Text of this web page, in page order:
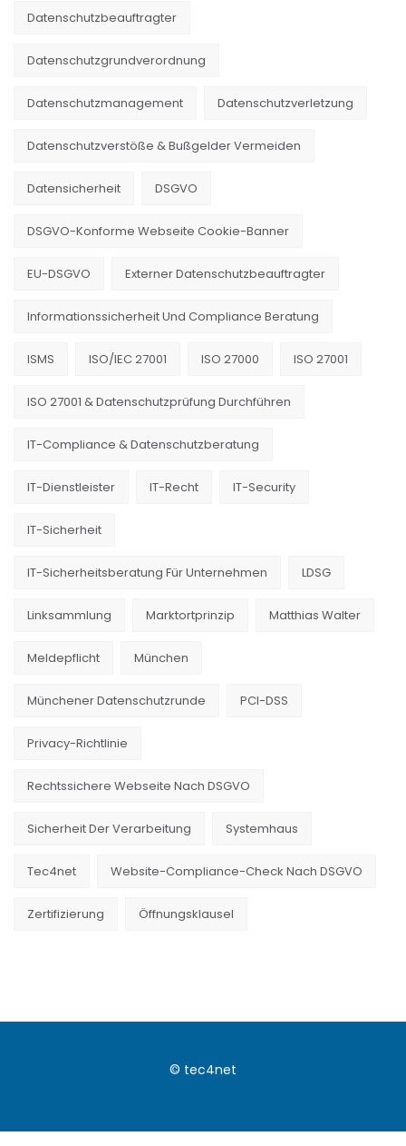
Datenschutzbeauftragter
Datenschutzgrundverordnung
Datenschutzmanagement Datenschutzverletzung
Datenschutzverstöße & Bußgelder Vermeiden
Datensicherheit DSGVO
DSGVO-Konforme Webseite Cookie-Banner
EU-DSGVO Externer Datenschutzbeauftragter
Informationssicherheit Und Compliance Beratung
ISMS ISO/IEC 27001 ISO 27000 ISO 27001
ISO 27001 & Datenschutzprüfung Durchführen
IT-Compliance & Datenschutzberatung
IT-Dienstleister IT-Recht IT-Security
IT-Sicherheit
IT-Sicherheitsberatung Für Unternehmen LDSG
Linksammlung Marktortprinzip Matthias Walter
Meldepflicht München
Münchener Datenschutzrunde PCI-DSS
Privacy-Richtlinie
Rechtssichere Webseite Nach DSGVO
Sicherheit Der Verarbeitung Systemhaus
Tec4net Website-Compliance-Check Nach DSGVO
Zertifizierung Öffnungsklausel
© tec4net